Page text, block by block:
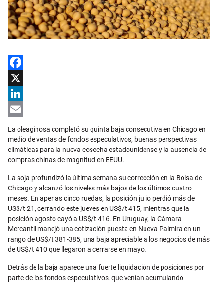
Facebook
X
LinkedIn
Email
La oleaginosa completó su quinta baja consecutiva en Chicago en
medio de ventas de fondos especulativos, buenas perspectivas
climáticas para la nueva cosecha estadounidense y la ausencia de
compras chinas de magnitud en EEUU.
La soja profundizó la última semana su corrección en la Bolsa de
Chicago y alcanzó los niveles más bajos de los últimos cuatro
meses. En apenas cinco ruedas, la posición julio perdió más de
US$/t 21, cerrando este jueves en US$/t 415, mientras que la
posición agosto cayó a US$/t 416. En Uruguay, la Cámara
Mercantil manejó una cotización puesta en Nueva Palmira en un
rango de US$/t 381-385, una baja apreciable a los negocios de más
de US$/t 410 que llegaron a cerrarse en mayo.
Detrás de la baja aparece una fuerte liquidación de posiciones por
parte de los fondos especulativos, que venían acumulando